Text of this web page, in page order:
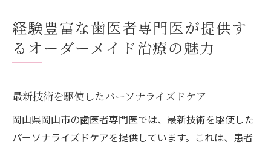
経験豊富な歯医者専門医が提供す
るオーダーメイド治療の魅力
最新技術を駆使したパーソナライズドケア
岡山県岡山市の歯医者専門医では、最新技術を駆使した
パーソナライズドケアを提供しています。これは、患者